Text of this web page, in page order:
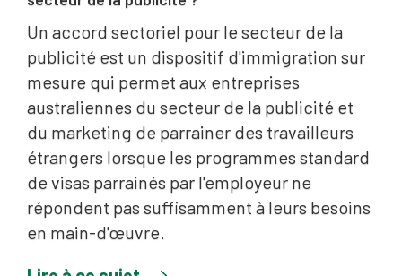
Un accord sectoriel pour le secteur de la
publicité est un dispositif d'immigration sur
mesure qui permet aux entreprises
australiennes du secteur de la publicité et
du marketing de parrainer des travailleurs
étrangers lorsque les programmes standard
de visas parrainés par l'employeur ne
répondent pas suffisamment à leurs besoins
en main-d'œuvre.